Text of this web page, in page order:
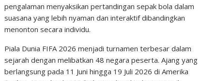
pengalaman menyaksikan pertandingan sepak bola dalam
suasana yang lebih nyaman dan interaktif dibandingkan
menonton secara individu.
Piala Dunia FIFA 2026 menjadi turnamen terbesar dalam
sejarah dengan melibatkan 48 negara peserta. Ajang yang
berlangsung pada 11 Juni hingga 19 Juli 2026 di Amerika